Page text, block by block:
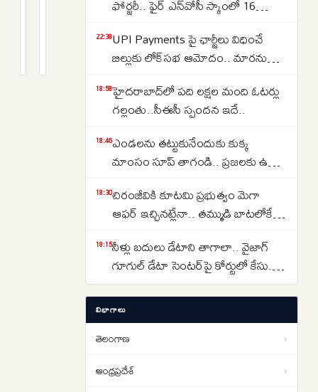
ప్రశాంత్
పునరుజ్జీవం
ఫోర్జరీ.. ఫైర్ ఎన్‌వోసీ స్కాంలో 16
22:38UPI Payments పై ఛార్జీలు విధించే
బిల్లుకు లోక్‌సభ ఆమోదం.. మారనున్న
18:58హైదరాబాద్‌లో పది లక్షల మంది ఓటర్లు
గల్లంతు..సీఈసీ స్పందన ఇదే..
18:46ఎండలను తట్టుకునేందుకు కుక్క
మాంసం సూప్ తాగండి.. ప్రజలకు ఉత్తర
18:30చిరంజీవికి కూటమి ప్రభుత్వం మెగా
ఆఫర్ ఇచ్చినట్లేనా.. తమ్ముడి బాటలోకే
18:15నీళ్లు బదులు డేటాని తాగాలా.. వైజాగ్
గూగుల్ డేటా సెంటర్‌పై కోర్టులో కేసు..
ఎవరేశారంటే..
17:11బంగారం ధర 37% పడిపోతుందా..?
వరల్డ్ గోల్డ్ కౌన్సిల్ నివేదిక చెబుతున్న
సంచలన విషయాలు ఇవే…
రంగనాథ్ ఎందుకు టార్గెట్ అయ్యారు..
హైకోర్టు తీవ్ర వ్యాఖ్యల వెనుక ఏం
విభాగాలు
తెలంగాణ ›
ఆంధ్రప్రదేశ్ ›